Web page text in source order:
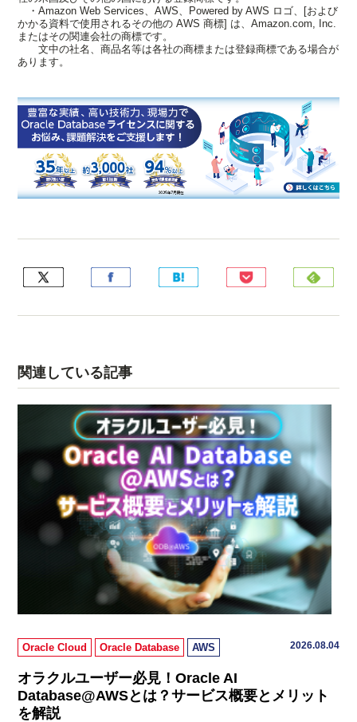
・Amazon Web Services、AWS、Powered by AWS ロゴ、[および
かかる資料で使用されるその他の AWS 商標] は、Amazon.com, Inc.
またはその関連会社の商標です。
文中の社名、商品名等は各社の商標または登録商標である場合が
あります。
関連している記事
Oracle Cloud Oracle Database AWS 2026.08.04
オラクルユーザー必見！Oracle AI
Database@AWSとは？サービス概要とメリット
を解説